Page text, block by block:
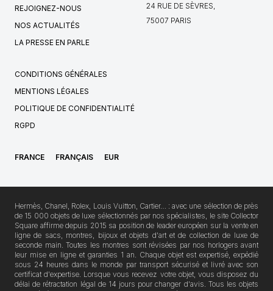
REJOIGNEZ-NOUS
NOS ACTUALITÉS
LA PRESSE EN PARLE
24 RUE DE SÈVRES,
75007 PARIS
CONDITIONS GÉNÉRALES
MENTIONS LÉGALES
POLITIQUE DE CONFIDENTIALITÉ
RGPD
FRANCE FRANÇAIS EUR
Hermès, Chanel, Rolex, Louis Vuitton, Cartier… : avec une sélection de près
de 15 000 objets de luxe sélectionnés par nos spécialistes, le site Collector
Square affirme depuis 2015 sa position de leader européen sur la vente en
ligne de sacs, montres, bijoux et objets d'art et de collection de luxe de
seconde main. Toutes les montres sont révisées par nos horlogers avant
leur mise en ligne et garanties 1 an. Chaque objet est expertisé, expédié
sous 24 heures dans le monde par transport sécurisé et livré avec son
certificat d'expertise. Lorsque vous recevez votre objet, vous disposez du
délai de rétractation légal de 14 jours pour changer d'avis. Tous les objets